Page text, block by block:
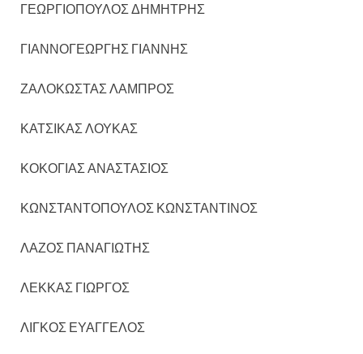
ΓΕΩΡΓΙΟΠΟΥΛΟΣ ΔΗΜΗΤΡΗΣ
ΓΙΑΝΝΟΓΕΩΡΓΗΣ ΓΙΑΝΝΗΣ
ΖΑΛΟΚΩΣΤΑΣ ΛΑΜΠΡΟΣ
ΚΑΤΣΙΚΑΣ ΛΟΥΚΑΣ
ΚΟΚΟΓΙΑΣ ΑΝΑΣΤΑΣΙΟΣ
ΚΩΝΣΤΑΝΤΟΠΟΥΛΟΣ ΚΩΝΣΤΑΝΤΙΝΟΣ
ΛΑΖΟΣ ΠΑΝΑΓΙΩΤΗΣ
ΛΕΚΚΑΣ ΓΙΩΡΓΟΣ
ΛΙΓΚΟΣ ΕΥΑΓΓΕΛΟΣ